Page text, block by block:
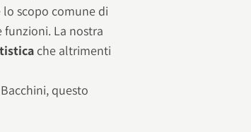
lo scopo comune di
funzioni. La nostra
che altrimenti
questo